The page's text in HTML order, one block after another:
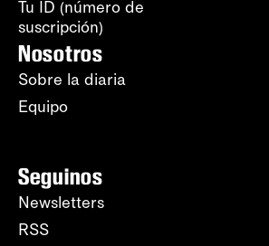
Tu ID (número de
suscripción)
Nosotros
Sobre la diaria
Equipo
Seguinos
Newsletters
RSS